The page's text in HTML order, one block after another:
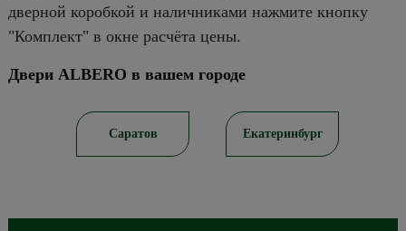
дверной коробкой и наличниками нажмите кнопку
"Комплект" в окне расчёта цены.
Двери ALBERO в вашем городе
Саратов Екатеринбург